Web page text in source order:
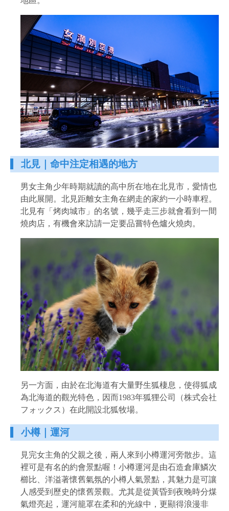
北見｜命中注定相遇的地方
男女主角少年時期就讀的高中所在地在北見市，愛情也
由此展開。北見距離女主角在網走的家約一小時車程。
北見有「烤肉城市」的名號，幾乎走三步就會看到一間
燒肉店，有機會來訪請一定要品嘗特色爐火燒肉。
另一方面，由於在北海道有大量野生狐棲息，使得狐成
為北海道的觀光特色，因而1983年狐狸公司（株式会社
フォックス）在此開設北狐牧場。
小樽｜運河
見完女主角的父親之後，兩人來到小樽運河旁散步。這
裡可是有名的約會景點喔！小樽運河是由石造倉庫鱗次
櫛比、洋溢著懷舊氣氛的小樽人氣景點，其魅力是可讓
人感受到歷史的懷舊景觀。尤其是從黃昏到夜晚時分煤
氣燈亮起，運河籠罩在柔和的光線中，更顯得浪漫非